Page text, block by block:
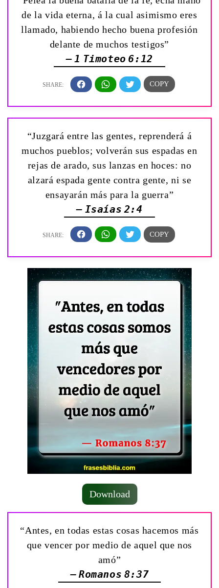
de la vida eterna, á la cual asimismo eres
llamado, habiendo hecho buena profesión
delante de muchos testigos”
— 1 Timoteo 6:12
“Juzgará entre las gentes, reprenderá á
muchos pueblos; volverán sus espadas en
rejas de arado, sus lanzas en hoces: no
alzará espada gente contra gente, ni se
ensayarán más para la guerra”
— Isaías 2:4
Download
“Antes, en todas estas cosas hacemos más
que vencer por medio de aquel que nos
amó”
— Romanos 8:37